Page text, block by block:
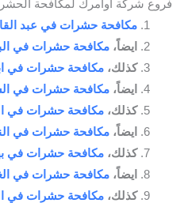
فروع شركة أوامرك لمكافحة
مكافحة حشرات في عبد
ايضاً، مكافحة حشرات في
كذلك، مكافحة حشرات في
ايضاً، مكافحة حشرات في
كذلك، مكافحة حشرات في
ايضاً، مكافحة حشرات في
كذلك، مكافحة حشرات في
ايضاً، مكافحة حشرات في
كذلك، مكافحة حشرات في